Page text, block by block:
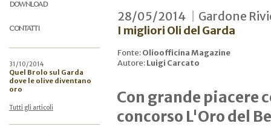
DOWNLOAD
CONTATTI
31/10/2014
Quel Brolo sul Garda
dove le olive diventano
oro
Tutti gli articoli
28/05/2014
Gardone
I migliori Oli del Garda
Fonte:Olioofficina Magazine
Autore:Luigi Carcato
Con grande piacere
concorso L'Oro del